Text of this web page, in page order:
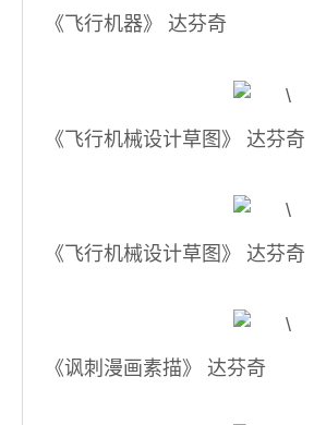
《飞行机器》 达芬奇
《飞行机械设计草图》 达芬奇
《飞行机械设计草图》 达芬奇
《讽刺漫画素描》 达芬奇